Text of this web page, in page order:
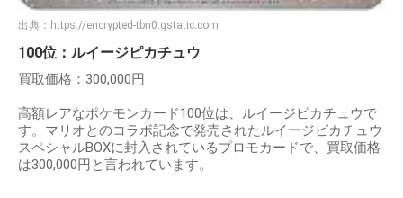
出典： https://encrypted-tbn0.gstatic.com
100位：ルイージピカチュウ
買取価格：300,000円
高額レアなポケモンカード100位は、ルイージピカチュウで
す。マリオとのコラボ記念で発売されたルイージピカチュウ
スペシャルBOXに封入されているプロモカードで、買取価格
は300,000円と言われています。